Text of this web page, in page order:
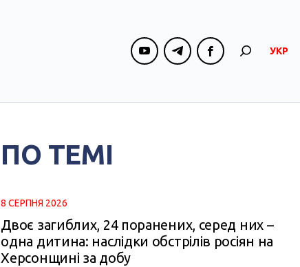
УКР
ПО ТЕМІ
8 СЕРПНЯ 2026
Двоє загиблих, 24 поранених, серед них –
одна дитина: наслідки обстрілів росіян на
Херсонщині за добу